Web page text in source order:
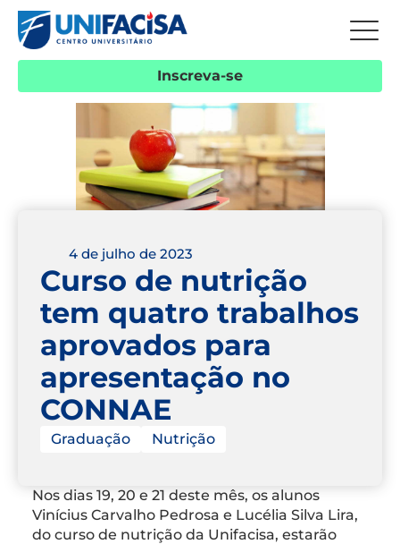
Inscreva-se
4 de julho de 2023
Curso de nutrição
tem quatro trabalhos
aprovados para
apresentação no
CONNAE
Graduação Nutrição
Nos dias 19, 20 e 21 deste mês, os alunos
Vinícius Carvalho Pedrosa e Lucélia Silva Lira,
do curso de nutrição da Unifacisa, estarão